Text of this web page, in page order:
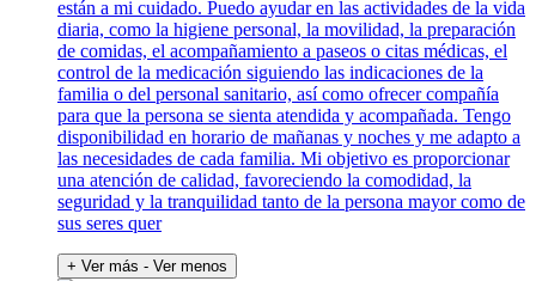
están a mi cuidado. Puedo ayudar en las actividades de la vida
diaria, como la higiene personal, la movilidad, la preparación
de comidas, el acompañamiento a paseos o citas médicas, el
control de la medicación siguiendo las indicaciones de la
familia o del personal sanitario, así como ofrecer compañía
para que la persona se sienta atendida y acompañada. Tengo
disponibilidad en horario de mañanas y noches y me adapto a
las necesidades de cada familia. Mi objetivo es proporcionar
una atención de calidad, favoreciendo la comodidad, la
seguridad y la tranquilidad tanto de la persona mayor como de
sus seres quer
+ Ver más - Ver menos